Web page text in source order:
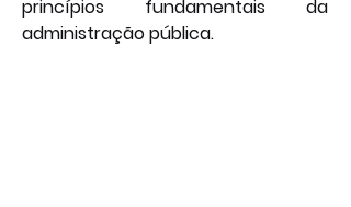
princípios fundamentais da
administração pública.